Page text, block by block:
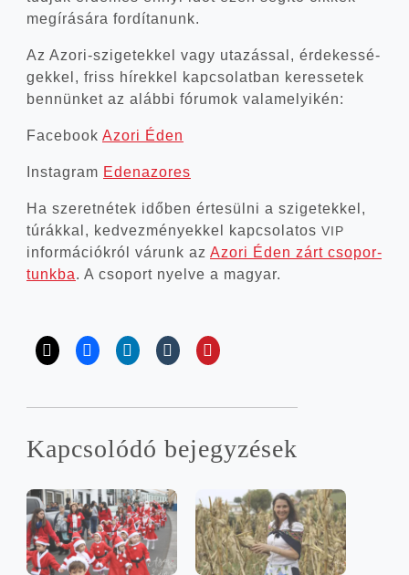
meg­írá­sá­ra fordítanunk.
Az Azori-szigetekkel vagy uta­zás­sal, érde­kes­sé­
gek­kel, friss hírek­kel kap­cso­lat­ban keres­se­tek
ben­nün­ket az aláb­bi fóru­mok valamelyikén:
Face­book Azo­ri Éden
Ins­ta­gram Eden­az­or­es
Ha sze­ret­né­tek idő­ben érte­sül­ni a szi­ge­tek­kel,
túrák­kal, ked­vez­mé­nyek­kel kap­cso­la­tos VIP
infor­má­ci­ók­ról várunk az Azo­ri Éden zárt cso­por­
tunk­ba. A cso­port nyel­ve a magyar.
Kap­cso­ló­dó bejegyzések